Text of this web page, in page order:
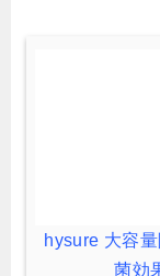
hysure 大容
菌効